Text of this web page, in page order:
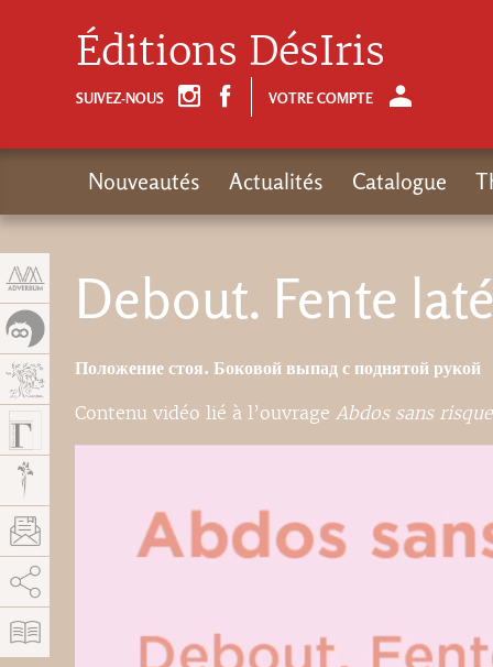
Debout. Fente
Положение стоя. Боковой выпад с поднятой рукой
Contenu vidéo lié à l’ouvrage Abdos sans risque
Éditions DésIris
SUIVEZ-NOUS VOTRE COMPTE
Nouveautés Actualités Catalogue